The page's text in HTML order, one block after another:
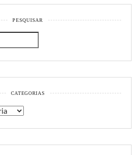
PESQUISAR
CATEGORIAS